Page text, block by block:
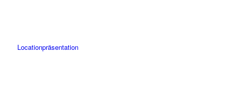
Locationpräsentation